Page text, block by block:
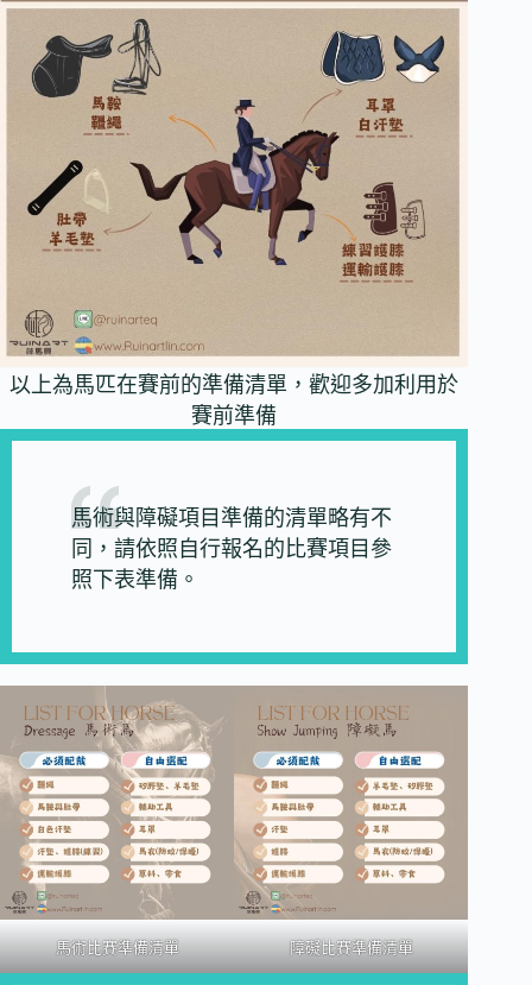
以上為馬匹在賽前的準備清單，歡迎多加利用於
賽前準備
馬術與障礙項目準備的清單略有不
同，請依照自行報名的比賽項目參
照下表準備。
馬術比賽準備清單 障礙比賽準備清單